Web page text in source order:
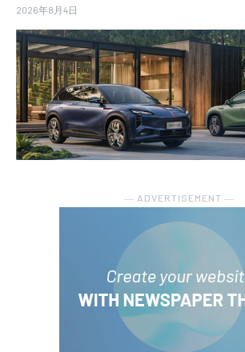
2026年8月4日
― ADVERTISEMENT ―